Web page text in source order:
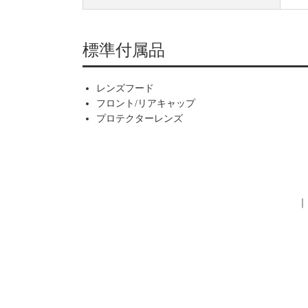
標準付属品
レンズフード
フロント/リアキャップ
プロテクターレンズ